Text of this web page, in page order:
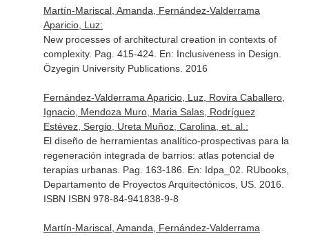
Martín-Mariscal, Amanda, Fernández-Valderrama
Aparicio, Luz:
New processes of architectural creation in contexts of
complexity. Pag. 415-424. En: Inclusiveness in Design
Özyegin University Publications. 2016
Fernández-Valderrama Aparicio, Luz, Rovira Caballero,
Ignacio, Mendoza Muro, Maria Salas, Rodríguez
Estévez, Sergio, Ureta Muñoz, Carolina, et. al.:
El diseño de herramientas analítico-prospectivas para la
regeneración integrada de barrios: atlas potencial de
terapias urbanas. Pag. 163-186. En: Idpa_02 . RUbooks,
Departamento de Proyectos Arquitectónicos, US. 2016.
ISBN ISBN 978-84-941838-9-8
Martín-Mariscal, Amanda, Fernández-Valderrama